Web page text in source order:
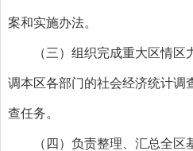
案和实施办法。
（三）组织完成重大区情
调本区各部门的社会经济统计调
查任务。
（四）负责整理、汇总全